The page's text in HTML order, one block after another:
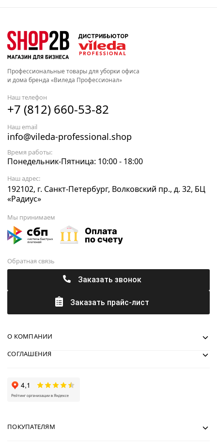
Профессиональные товары для уборки офиса
и дома бренда «Виледа Профессионал»
Наш телефон
+7 (812) 660-53-82
Наш email
info@vileda-professional.shop
Время работы:
Понедельник-Пятница: 10:00 - 18:00
Наш адрес:
192102, г. Санкт-Петербург, Волковский пр., д. 32, БЦ
«Радиус»
Мы принимаем
Обратная связь
Заказать звонок
Заказать прайс-лист
О КОМПАНИИ
СОГЛАШЕНИЯ
ПОКУПАТЕЛЯМ